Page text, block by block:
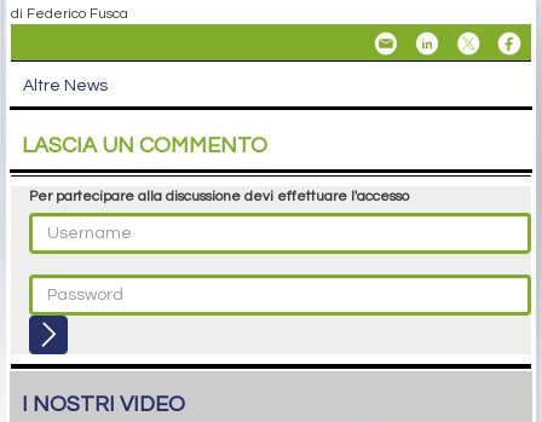
di Federico Fusca
Altre News
LASCIA UN COMMENTO
Per partecipare alla discussione devi effettuare l'accesso
I NOSTRI VIDEO